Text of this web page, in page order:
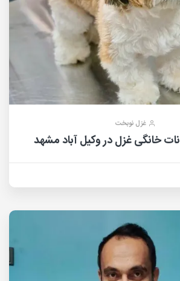
غزل نوبخت
خانگی غزل در وکیل آباد مشهد